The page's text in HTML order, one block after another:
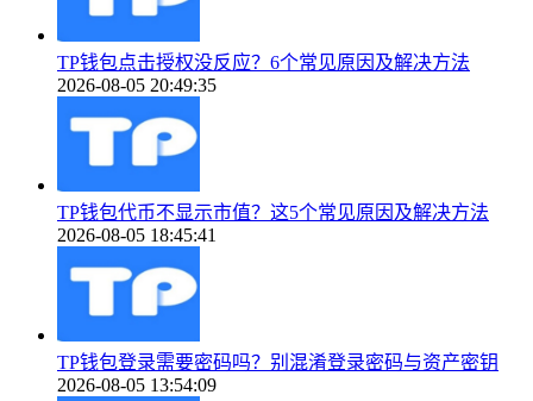
TP钱包点击授权没反应？6个常见原因及解决方法
2026-08-05 20:49:35
TP钱包代币不显示市值？这5个常见原因及解决方法
2026-08-05 18:45:41
TP钱包登录需要密码吗？别混淆登录密码与资产密钥
2026-08-05 13:54:09